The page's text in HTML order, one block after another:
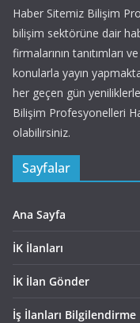
Haber Sitemiz Bilişim
bilişim sektörüne dair
firmalarının tanıtımları
konularla yayın
her geçen gün
Bilişim Profesyonelleri
olabilirsiniz.
Sayfalar
Ana Sayfa
İK İlanları
İK İlan Gönder
İş İlanları Bilgilendirme